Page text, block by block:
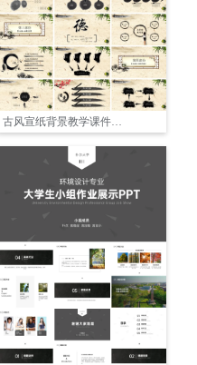
古风宣纸背景教学课件讲座PPT模板